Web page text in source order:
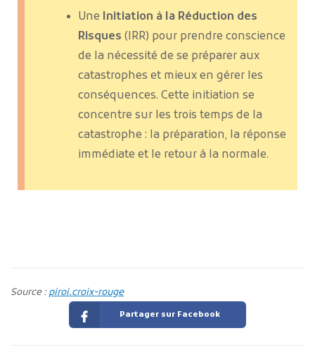
Une Initiation à la Réduction des
Risques (IRR) pour prendre conscience
de la nécessité de se préparer aux
catastrophes et mieux en gérer les
conséquences. Cette initiation se
concentre sur les trois temps de la
catastrophe : la préparation, la réponse
immédiate et le retour à la normale.
Source :piroi.croix-rouge
Partager sur Facebook